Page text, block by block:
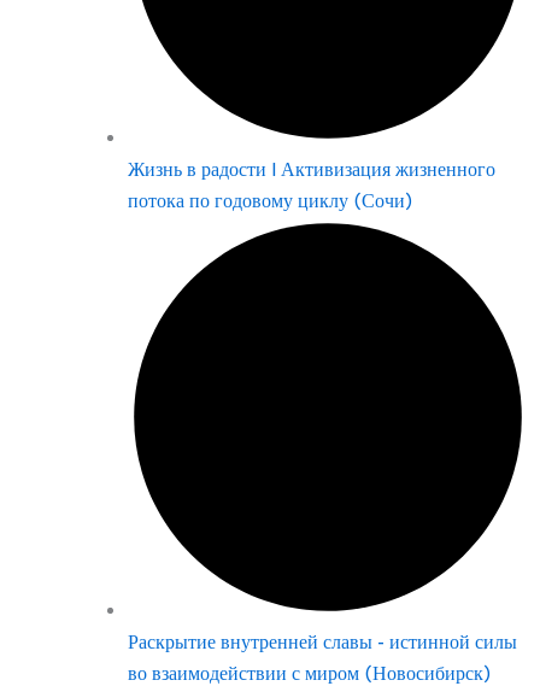
Жизнь в радости | Активизация жизненного
потока по годовому циклу (Сочи)
Раскрытие внутренней славы - истинной силы
во взаимодействии с миром (Новосибирск)